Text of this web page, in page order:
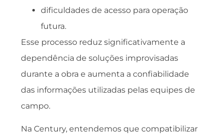
dificuldades de acesso para operação
futura.
Esse processo reduz significativamente a
dependência de soluções improvisadas
durante a obra e aumenta a confiabilidade
das informações utilizadas pelas equipes de
campo.
Na Century, entendemos que compatibilizar